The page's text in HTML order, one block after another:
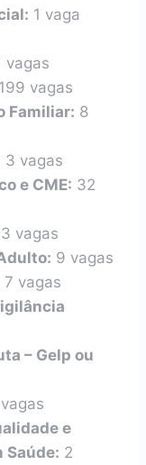
1 vaga
vagas
199 vagas
Familiar: 8
3 vagas
e CME: 32
vagas
9 vagas
7 vagas
– Gelp ou
e
Saúde: 2